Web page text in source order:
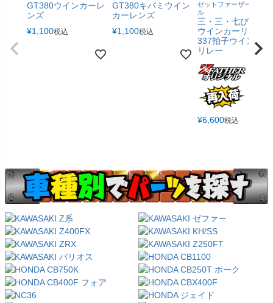
GT380ウインカーレ
ンズ
¥1,100税込
GT380キバミウイン
カーレンズ
¥1,100税込
ゼットファーザーオリジ
ル
三・三・七びょ～
ウインカーリレー
337拍子ウインカー
リレー
¥6,600税込